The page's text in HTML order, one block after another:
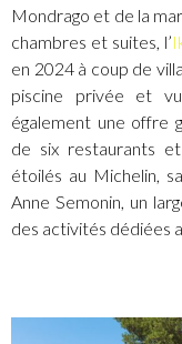
Mondrago et de la
chambres et suites, l’
en 2024 à coup de
piscine privée et
également une offre
de six restaurants
étoilés au Michelin,
Anne Semonin, un
des activités dédiées